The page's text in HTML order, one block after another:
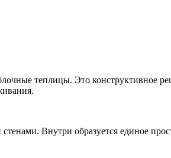
теплицы. Это конструктивное
Внутри образуется единое